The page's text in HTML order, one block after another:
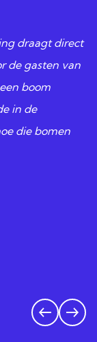
draagt direct
de gasten van
boom
in de
die bomen